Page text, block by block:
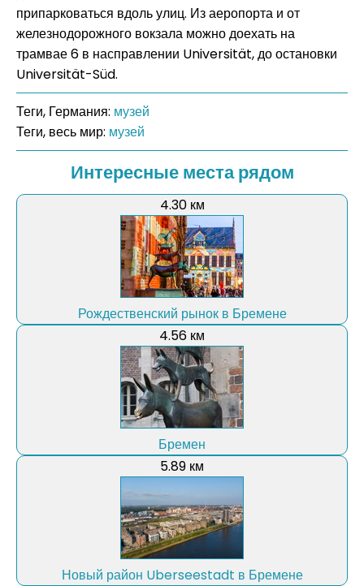
припарковаться вдоль улиц. Из аеропорта и от
железнодорожного вокзала можно доехать на
трамвае 6 в насправлении Universität, до остановки
Universität-Süd.
Теги, Германия: музей
Теги, весь мир: музей
Интересные места рядом
4.30 км
Рождественский рынок в Бремене
4.56 км
Бремен
5.89 км
Новый район Uberseestadt в Бремене